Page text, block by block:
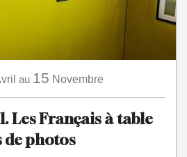
au 15 Novembre
Les Français à table
de photos